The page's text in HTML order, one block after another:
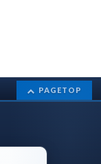
PAGETOP